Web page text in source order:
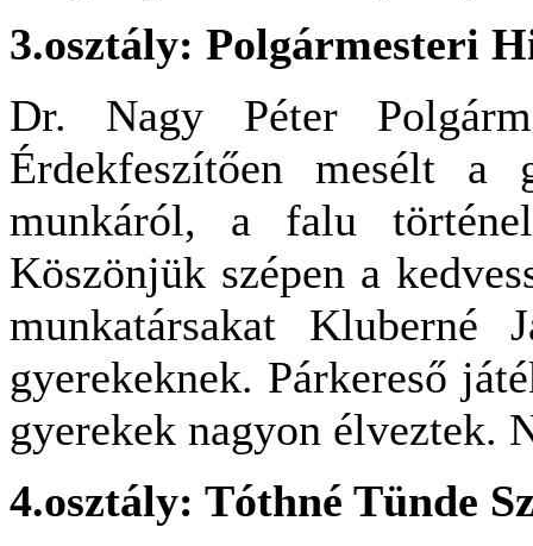
3.osztály: Polgármesteri
Dr. Nagy Péter
Érdekfeszítően mesélt a
munkáról, a falu
Köszönjük szépen a
munkatársakat
gyerekeknek. Párkereső
gyerekek nagyon élveztek.
4.osztály: Tóthné Tünde